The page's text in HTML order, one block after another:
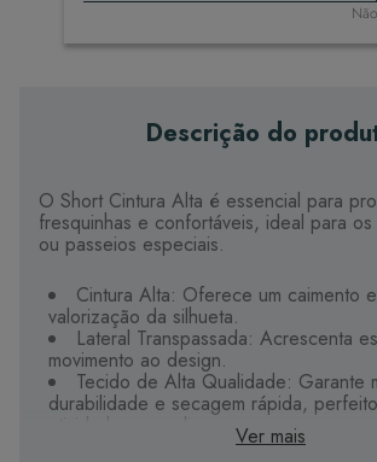
Descrição do
O Short Cintura Alta é essencial para
fresquinhas e confortáveis, ideal para
ou passeios especiais.
Cintura Alta: Oferece um caimento
valorização da silhueta.
Lateral Transpassada: Acrescenta
movimento ao design.
Tecido de Alta Qualidade: Garante
durabilidade e secagem rápida,
atividades ao ar livre.
Design Moderno e Elegante: Une
Ver mais